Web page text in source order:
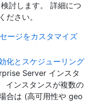
討します。 詳細につ
ださい。
ージをカスタマイズ
化とスケジューリング
Server インスタ
インスタンスが複数の
合は (高可用性や geo